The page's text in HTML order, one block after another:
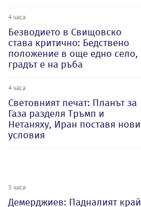
4 часа
Безводието в Свищовско
става критично: Бедствено
положение в още едно село,
градът е на ръба
4 часа
Световният печат: Планът за
Газа разделя Тръмп и
Нетаняху, Иран поставя нови
условия
5 часа
Демерджиев: Падналият край